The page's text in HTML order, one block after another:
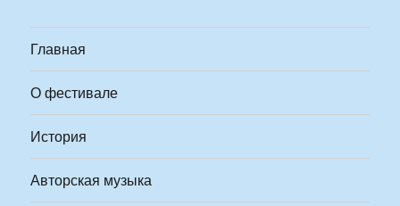
Главная
О фестивале
История
Авторская музыка